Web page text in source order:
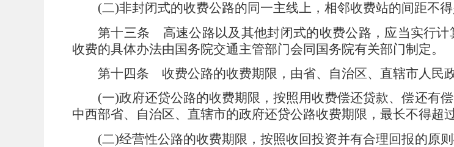
(二)非封闭式的收费公路的同一主线上，相邻收费站的间距不
第十三条 高速公路以及其他封闭式的收费公路，应当实行
收费的具体办法由国务院交通主管部门会同国务院有关部门制定。
第十四条 收费公路的收费期限，由省、自治区、直辖市人民
(一)政府还贷公路的收费期限，按照用收费偿还贷款、偿还有
中西部省、自治区、直辖市的政府还贷公路收费期限，最长不得超
(二)经营性公路的收费期限，按照收回投资并有合理回报的原